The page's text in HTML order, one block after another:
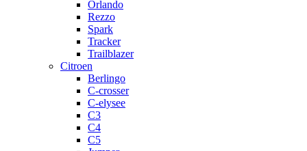
Orlando
Rezzo
Spark
Tracker
Trailblazer
Citroen
Berlingo
C-crosser
C-elysee
C3
C4
C5